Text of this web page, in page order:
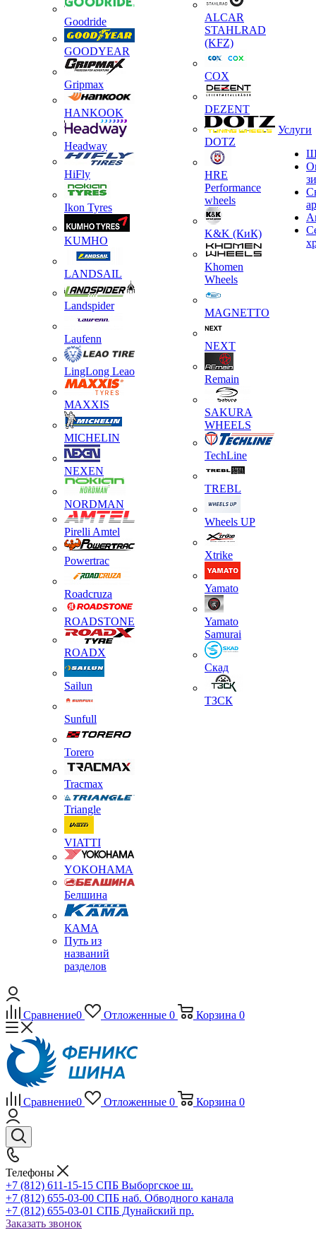
Goodride
GOODYEAR
Gripmax
HANKOOK
Headway
HiFly
Ikon Tyres
KUMHO
LANDSAIL
Landspider
Laufenn
LingLong Leao
MAXXIS
MICHELIN
NEXEN
NORDMAN
Pirelli Amtel
Powertrac
Roadcruza
ROADSTONE
ROADX
Sailun
Sunfull
Torero
Tracmax
Triangle
VIATTI
YOKOHAMA
Белшина
КАМА
Путь из
названий
разделов
ALCAR
STAHLRAD
(KFZ)
COX
DEZENT
DOTZ
HRE
Performance
wheels
K&K (КиК)
Khomen
Wheels
MAGNETTO
NEXT
Remain
SAKURA
WHEELS
TechLine
TREBL
Wheels UP
Xtrike
Yamato
Yamato
Samurai
Скад
ТЗСК
Услуги
Сравнение0 Отложенные 0 Корзина 0
Сравнение0 Отложенные 0 Корзина 0
Телефоны
+7 (812) 611-15-15 СПБ Выборгское ш.
+7 (812) 655-03-00 СПБ наб. Обводного канала
+7 (812) 655-03-01 СПБ Дунайский пр.
Заказать звонок